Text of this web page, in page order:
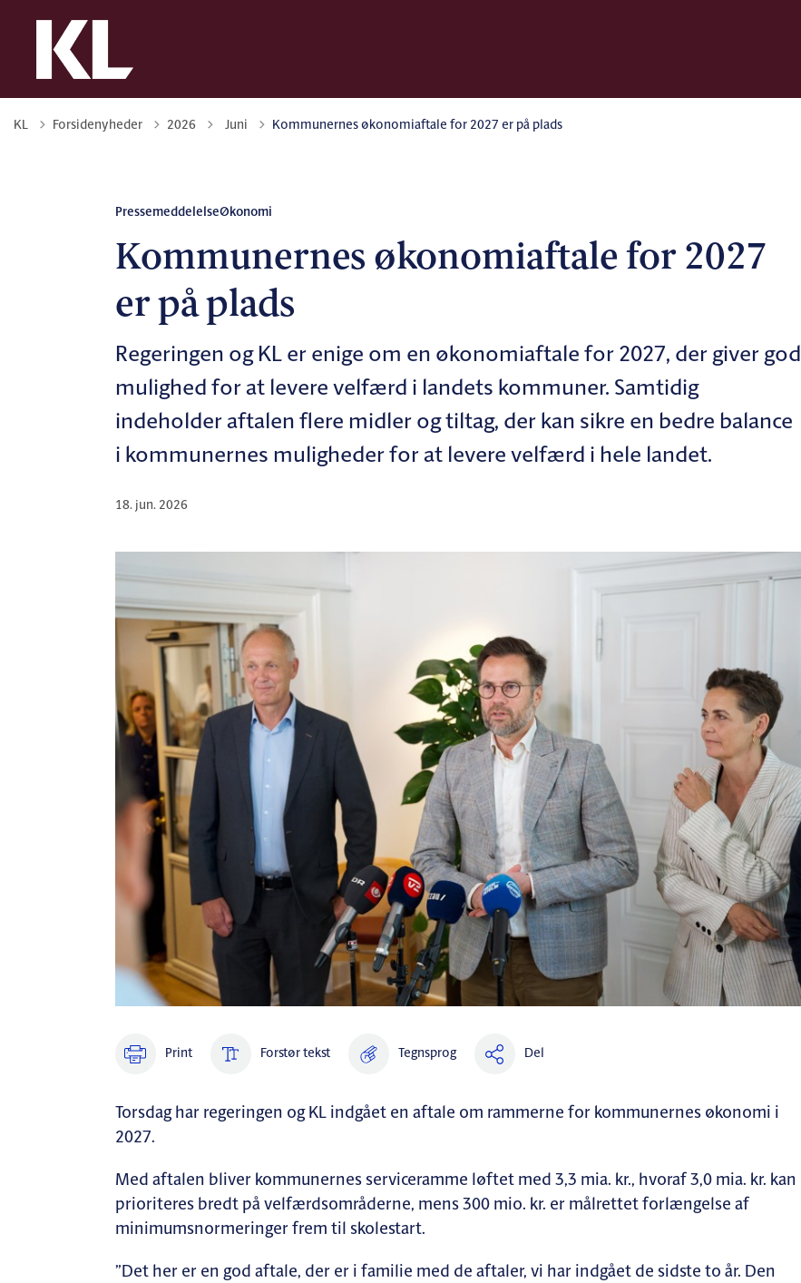
KL Forsidenyheder 2026 Tilbage til
Juni Kommunernes økonomiaftale for 2027 er på plads
PressemeddelelseØkonomi
Kommunernes økonomiaftale for 2027
er på plads
Regeringen og KL er enige om en økonomiaftale for 2027, der giver god
mulighed for at levere velfærd i landets kommuner. Samtidig
indeholder aftalen flere midler og tiltag, der kan sikre en bedre balance
i kommunernes muligheder for at levere velfærd i hele landet.
18. jun. 2026
Print Forstør tekst Tegnsprog Del
Torsdag har regeringen og KL indgået en aftale om rammerne for kommunernes økonomi i
2027.
Med aftalen bliver kommunernes serviceramme løftet med 3,3 mia. kr., hvoraf 3,0 mia. kr. kan
prioriteres bredt på velfærdsområderne, mens 300 mio. kr. er målrettet forlængelse af
minimumsnormeringer frem til skolestart.
”Det her er en god aftale, der er i familie med de aftaler, vi har indgået de sidste to år. Den